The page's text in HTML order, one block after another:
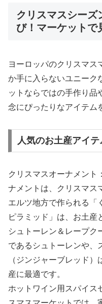
クリスマスシーズ
び！マーケットで
ヨーロッパのクリスマス
か手に入らないユニーク
ットならではの手作り品
念にぴったりなアイテム
人気のお土産アイテ
クリスマスオーナメント
ナメントは、クリスマス
エルツ地方で作られる「
ピラミッド」は、お土産
シュトーレン＆レープク
であるシュトーレンや、
（ジンジャーブレッド
産に最適です。
ホットワイン用スパイス